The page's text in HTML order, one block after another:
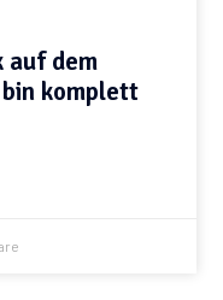
auf dem
komplett